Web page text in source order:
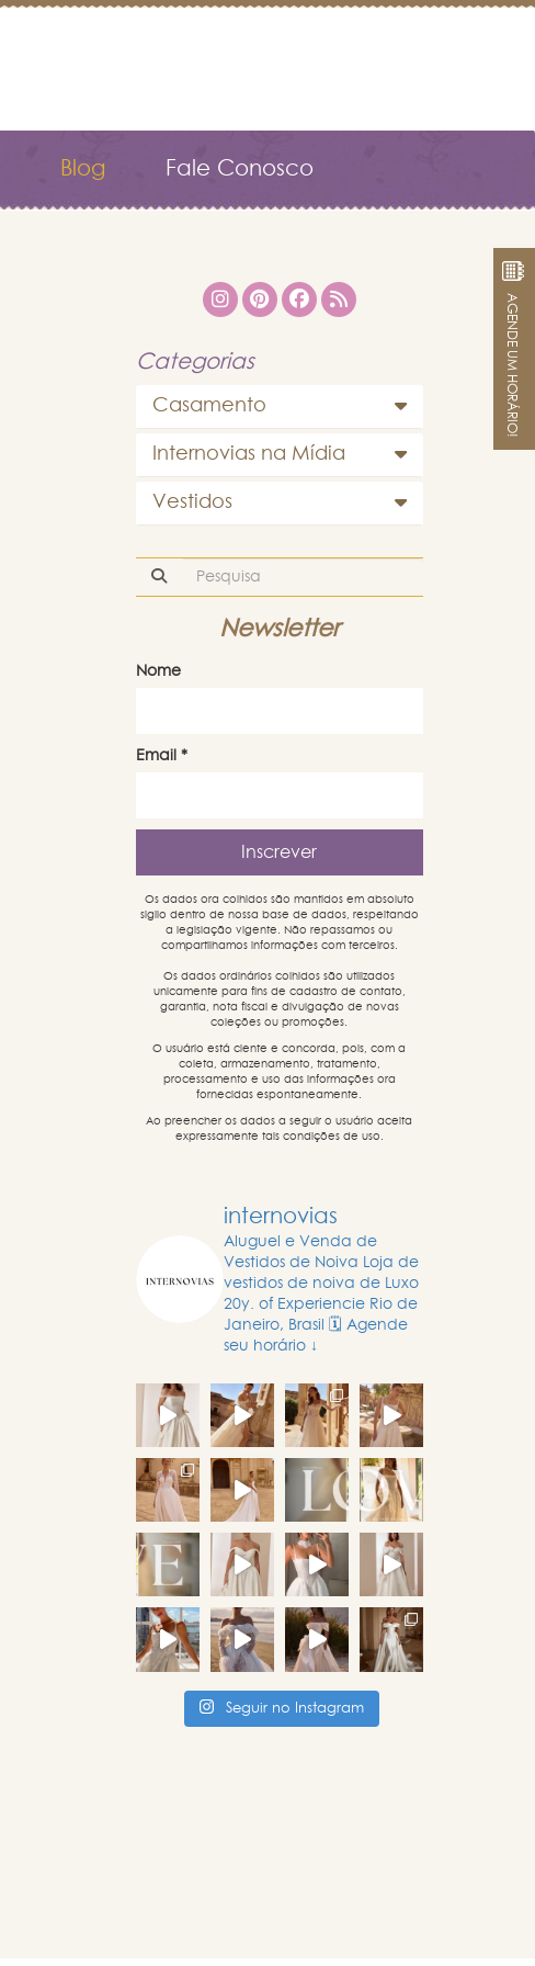
Blog Fale Conosco
Categorias
Casamento
Internovias na Mídia
Vestidos
Newsletter
Nome
Email *
Os dados ora colhidos são mantidos em absoluto
sigilo dentro de nossa base de dados, respeitando
a legislação vigente. Não repassamos ou
compartilhamos informações com terceiros.
Os dados ordinários colhidos são utilizados
unicamente para fins de cadastro de contato,
garantia, nota fiscal e divulgação de novas
coleções ou promoções.
O usuário está ciente e concorda, pois, com a
coleta, armazenamento, tratamento,
processamento e uso das informações ora
fornecidas espontaneamente.
Ao preencher os dados a seguir o usuário aceita
expressamente tais condições de uso.
internovias
Aluguel e Venda de
Vestidos de Noiva Loja de
vestidos de noiva de Luxo
20y. of ExperiencieRio de
Janeiro, Brasil
🗓️ Agende
seu horário ↓
Seguir no Instagram
AGENDE UM HORÁRIO!